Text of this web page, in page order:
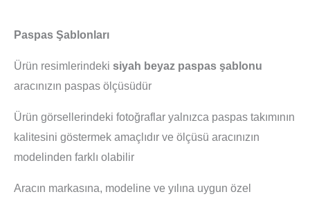
Paspas Şablonları
Ürün resimlerindeki siyah beyaz paspas şablonu
aracınızın paspas ölçüsüdür
Ürün görsellerindeki fotoğraflar yalnızca paspas takımının
kalitesini göstermek amaçlıdır ve ölçüsü aracınızın
modelinden farklı olabilir
Aracın markasına, modeline ve yılına uygun özel